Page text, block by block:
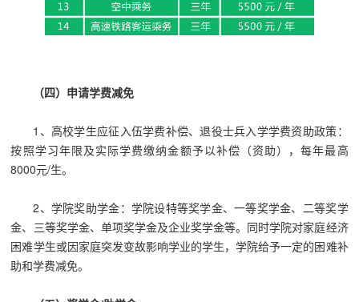
（四）申请学费减免
1、 高校学生应征入伍学费补偿、退役士兵入学学费资助政策：
按照学习年限及实际学费缴纳金额予以补偿（资助），每年最高
8000元/生。
2、学院奖助学金：学院设特等奖学金、一等奖学金、二等奖学
金、三等奖学金、单项奖学金及企业奖学金等。同时学院对家庭经济
困难学生或因家庭突发变故影响学业的学生，学院给予一定的困难补
助和学费减免。